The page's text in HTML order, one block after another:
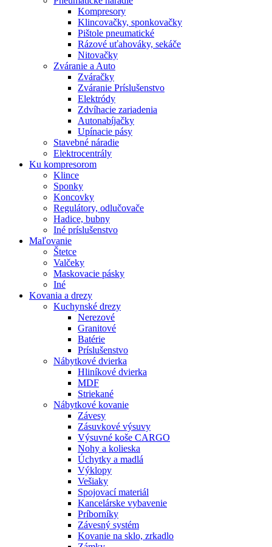
Kompresory
Klincovačky, sponkovačky
Pištole pneumatické
Rázové uťahováky, sekáče
Nitovačky
Zváranie a Auto
Zváračky
Zváranie Príslušenstvo
Elektródy
Zdvíhacie zariadenia
Autonabíjačky
Upínacie pásy
Stavebné náradie
Elektrocentrály
Ku kompresorom
Klince
Sponky
Koncovky
Regulátory, odlučovače
Hadice, bubny
Iné príslušenstvo
Maľovanie
Štetce
Valčeky
Maskovacie pásky
Iné
Kovania a drezy
Kuchynské drezy
Nerezové
Granitové
Batérie
Príslušenstvo
Nábytkové dvierka
Hliníkové dvierka
MDF
Striekané
Nábytkové kovanie
Závesy
Zásuvkové výsuvy
Výsuvné koše CARGO
Nohy a kolieska
Úchytky a madlá
Výklopy
Vešiaky
Spojovací materiál
Kancelárske vybavenie
Príborníky
Závesný systém
Kovanie na sklo, zrkadlo